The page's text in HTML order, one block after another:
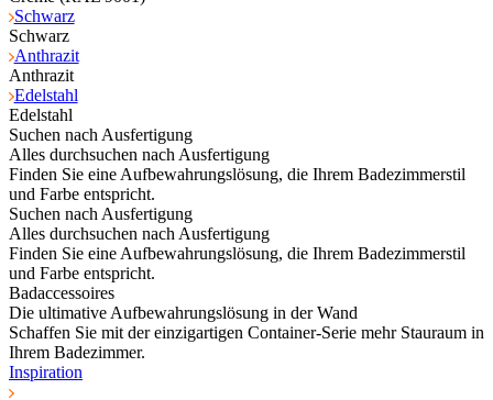
Schwarz
Schwarz
Anthrazit
Anthrazit
Edelstahl
Edelstahl
Suchen nach Ausfertigung
Alles durchsuchen nach Ausfertigung
Finden Sie eine Aufbewahrungslösung, die Ihrem Badezimmerstil
und Farbe entspricht.
Suchen nach Ausfertigung
Alles durchsuchen nach Ausfertigung
Finden Sie eine Aufbewahrungslösung, die Ihrem Badezimmerstil
und Farbe entspricht.
Badaccessoires
Die ultimative Aufbewahrungslösung in der Wand
Schaffen Sie mit der einzigartigen Container-Serie mehr Stauraum in
Ihrem Badezimmer.
Inspiration